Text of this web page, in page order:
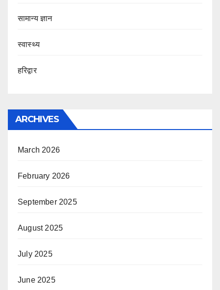
सामान्य ज्ञान
स्वास्थ्य
हरिद्वार
ARCHIVES
March 2026
February 2026
September 2025
August 2025
July 2025
June 2025